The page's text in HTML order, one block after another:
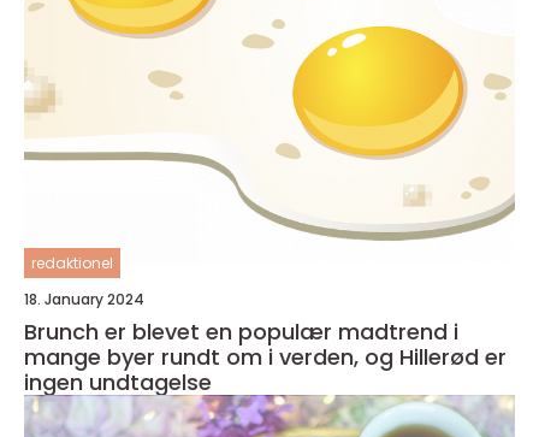
redaktionel
18. January 2024
Brunch er blevet en populær madtrend i
mange byer rundt om i verden, og Hillerød er
ingen undtagelse